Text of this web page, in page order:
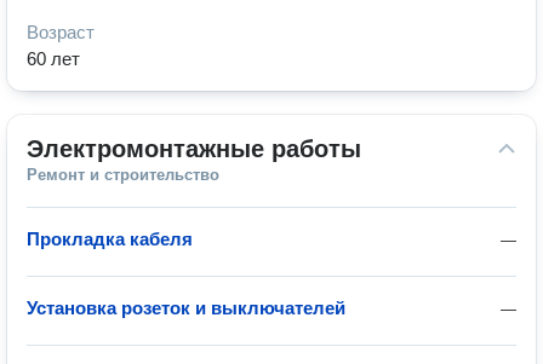
Возраст
60 лет
Электромонтажные работы
Ремонт и строительство
—
Прокладка кабеля
—
Установка розеток и выключателей